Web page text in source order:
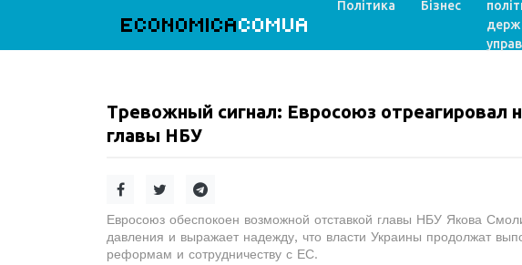
ECONOMICACOMUA
Політика Бізнес
Тревожный сигнал: Евросоюз отреагировал
главы НБУ
Евросоюз обеспокоен возможной отставкой главы НБУ Якова
давления и выражает надежду, что власти Украины продолжат
реформам и сотрудничеству с ЕС.